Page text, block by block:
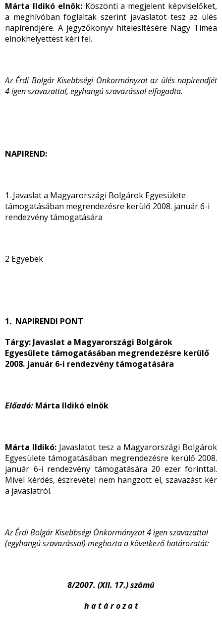
Márta Ildikó elnök: Köszönti a megjelent képviselőket,
a meghívóban foglaltak szerint javaslatot tesz az ülés
napirendjére. A jegyzőkönyv hitelesítésére Nagy Tímea
elnökhelyettest kéri fel.
Az Érdi Bolgár Kisebbségi Önkormányzat az ülés napirendjét
4 igen szavazattal, egyhangú szavazással elfogadta.
NAPIREND:
1. Javaslat a Magyarországi Bolgárok Egyesülete
támogatásában megrendezésre kerülő 2008. január 6-i
rendezvény támogatására
2 Egyebek
1. NAPIRENDI PONT
Tárgy: Javaslat a Magyarországi Bolgárok
Egyesülete támogatásában megrendezésre kerülő
2008. január 6-i rendezvény támogatására
Előadó: Márta Ildikó elnök
Márta Ildikó: Javaslatot tesz a Magyarországi Bolgárok
Egyesülete támogatásában megrendezésre kerülő 2008.
január 6-i rendezvény támogatására 20 ezer forinttal.
Mivel kérdés, észrevétel nem hangzott el, szavazást kér
a javaslatról.
Az Érdi Bolgár Kisebbségi Önkormányzat 4 igen szavazattal
(egyhangú szavazással) meghozta a következő határozatát:
8/2007. (XII. 17.) számú
h a t á r o z a t